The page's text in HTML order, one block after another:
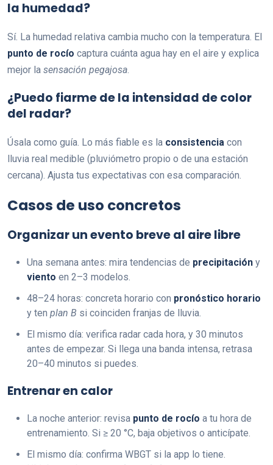
la humedad?
Sí. La humedad relativa cambia mucho con la temperatura. El
punto de rocío captura cuánta agua hay en el aire y explica
mejor la sensación pegajosa
¿Puedo fiarme de la intensidad de color
del radar?
Úsala como guía. Lo más fiable es la consistencia con
lluvia real medible (pluviómetro propio o de una estación
cercana). Ajusta tus expectativas con esa comparación.
Casos de uso concretos
Organizar un evento breve al aire libre
Una semana antes: mira tendencias de precipitación y
viento en 2–3 modelos.
48–24 horas: concreta horario con pronóstico horario
y ten plan B si coinciden franjas de lluvia.
El mismo día: verifica radar cada hora, y 30 minutos
antes de empezar. Si llega una banda intensa, retrasa
20–40 minutos si puedes.
Entrenar en calor
La noche anterior: revisa punto de rocío a tu hora de
entrenamiento. Si ≥ 20 °C, baja objetivos o anticípate.
El mismo día: confirma WBGT si la app lo tiene.